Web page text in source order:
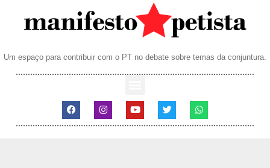
Um espaço para contribuir com o PT no debate sobre temas da conjuntura.